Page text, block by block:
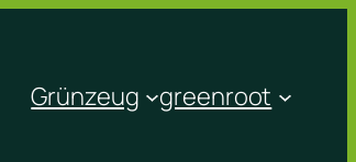
Grünzeug greenroot